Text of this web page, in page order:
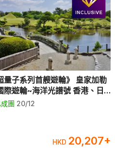
量子系列首艘遊輪》 皇家加勒
際遊輪~海洋光譜號 香港、日
岡、長崎、鹿兒島、熊本)10
團 20/12
HKD 20,207+